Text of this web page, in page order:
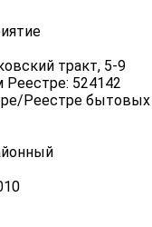
тракт, 5-9
524142
Реестре бытовых